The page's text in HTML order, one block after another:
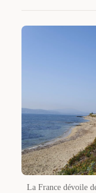
La France dévoile